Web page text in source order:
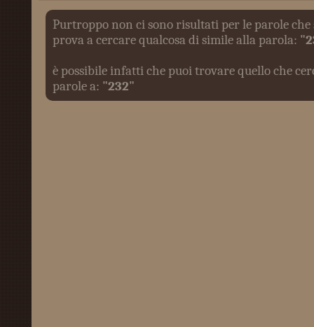
Purtroppo non ci sono risultati per le parole che
prova a cercare qualcosa di simile alla parola:
è possibile infatti che puoi trovare quello che
parole a: "232"